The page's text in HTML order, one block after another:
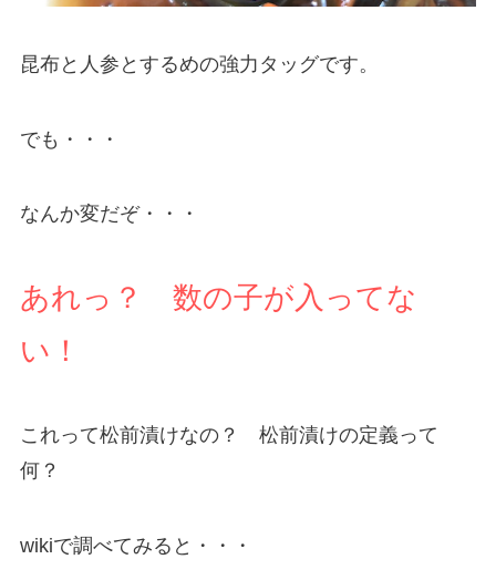
昆布と人参とするめの強力タッグです。
でも・・・
なんか変だぞ・・・
あれっ？ 数の子が入ってな
い！
これって松前漬けなの？ 松前漬けの定義って
何？
wikiで調べてみると・・・